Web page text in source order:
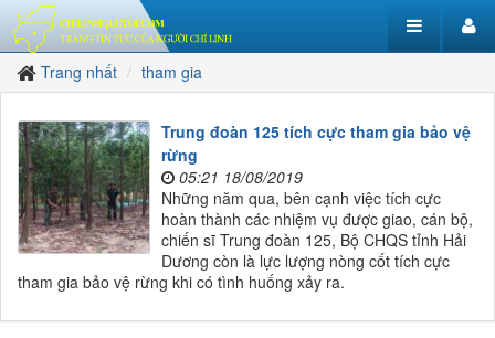
Trang nhất tham gia
Trung đoàn 125 tích cực tham gia bảo vệ
rừng
05:21 18/08/2019
Những năm qua, bên cạnh việc tích cực
hoàn thành các nhiệm vụ được giao, cán bộ,
chiến sĩ Trung đoàn 125, Bộ CHQS tỉnh Hải
Dương còn là lực lượng nòng cốt tích cực
tham gia bảo vệ rừng khi có tình huống xảy ra.